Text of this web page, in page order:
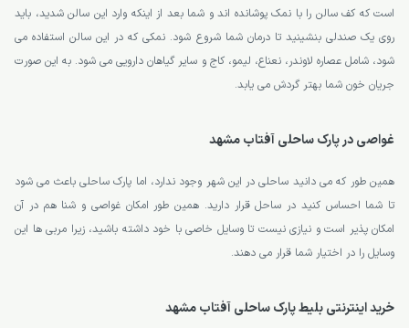
است که کف سالن را با نمک پوشانده اند و شما بعد از اینکه وارد این سالن شدید، باید
روی یک صندلی بنشینید تا درمان شما شروع شود. نمکی که در این سالن استفاده می
شود، شامل عصاره لاوندر، نعناع، لیمو، کاج و سایر گیاهان دارویی می شود. به این صورت
جریان خون شما بهتر گردش می یابد.
غواصی در پارک ساحلی آفتاب مشهد
همین طور که می دانید ساحلی در این شهر وجود ندارد، اما پارک ساحلی باعث می شود
تا شما احساس کنید در ساحل قرار دارید. همین طور امکان غواصی و شنا هم در آن
امکان پذیر است و نیازی نیست تا وسایل خاصی با خود داشته باشید، زیرا مربی ها این
وسایل را در اختیار شما قرار می دهند.
خرید اینترنتی بلیط پارک ساحلی آفتاب مشهد